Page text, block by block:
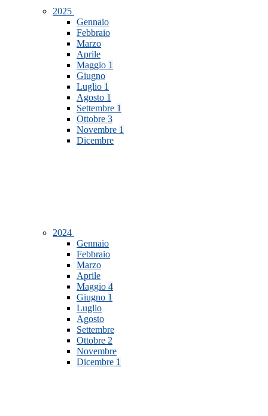
2025
Gennaio
Febbraio
Marzo
Aprile
Maggio 1
Giugno
Luglio 1
Agosto 1
Settembre 1
Ottobre 3
Novembre 1
Dicembre
2024
Gennaio
Febbraio
Marzo
Aprile
Maggio 4
Giugno 1
Luglio
Agosto
Settembre
Ottobre 2
Novembre
Dicembre 1